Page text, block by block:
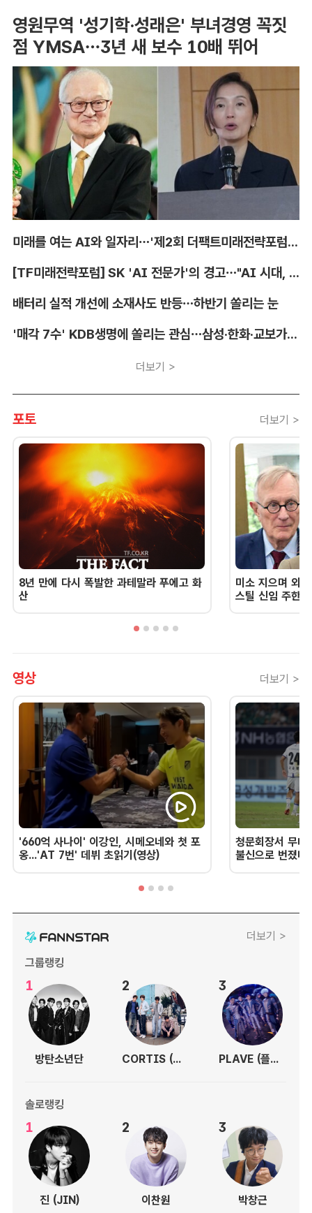
영원무역 '성기학·성래은' 부녀경영 꼭짓
점 YMSA…3년 새 보수 10배 뛰어
미래를 여는 AI와 일자리…'제2회 더팩트미래전략포럼' 참가 신청
[TF미래전략포럼] SK 'AI 전문가'의 경고…"AI 시대, 인재 격차 더 커진다"
배터리 실적 개선에 소재사도 반등…하반기 쏠리는 눈
'매각 7수' KDB생명에 쏠리는 관심…삼성·한화·교보가 주목하는 이유
더보기 >
포토 더보기 >
8년 만에 다시 폭발한 과테말라 푸에고 화
산
미소 지으며 외
스틸 신임 주한
영상 더보기 >
'660억 사나이' 이강인, 시메오네와 첫 포
옹...'AT 7번' 데뷔 초읽기(영상)
청문회장서 무너
불신으로 번졌
더보기 >
그룹랭킹
1
방탄소년단
2
CORTIS (코르티스)
3
PLAVE (플레이브)
솔로랭킹
1
진 (JIN)
2
이찬원
3
박창근